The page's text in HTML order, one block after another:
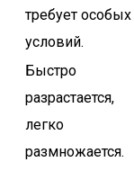
требует особых
условий.
Быстро
разрастается,
легко
размножается.